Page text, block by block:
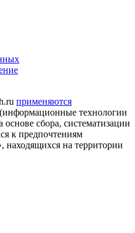
применяются
(информационные технологии
сбора, систематизации
к предпочтениям
находящихся на территории